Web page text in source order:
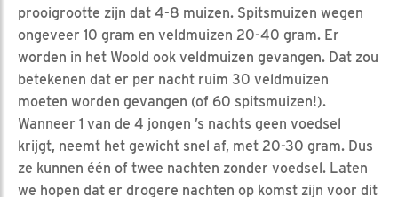
prooigrootte zijn dat 4-8 muizen. Spitsmuizen wegen
ongeveer 10 gram en veldmuizen 20-40 gram. Er
worden in het Woold ook veldmuizen gevangen. Dat zou
betekenen dat er per nacht ruim 30 veldmuizen
moeten worden gevangen (of 60 spitsmuizen!).
Wanneer 1 van de 4 jongen ’s nachts geen voedsel
krijgt, neemt het gewicht snel af, met 20-30 gram. Dus
ze kunnen één of twee nachten zonder voedsel. Laten
we hopen dat er drogere nachten op komst zijn voor dit